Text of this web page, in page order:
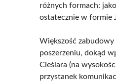
różnych formach:
ostatecznie w formie
Większość
poszerzeniu, dokąd
Cieślara (na
przystanek